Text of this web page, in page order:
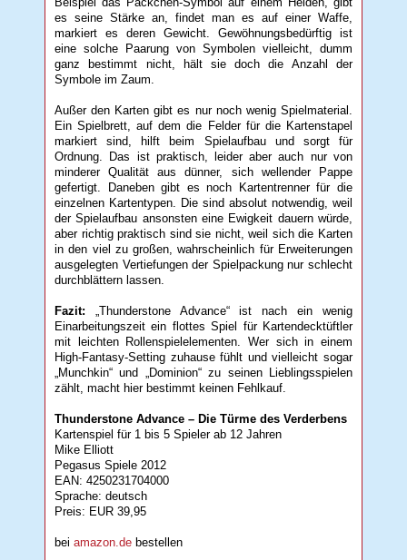
es seine Stärke an, findet man es auf einer Waffe,
markiert es deren Gewicht. Gewöhnungsbedürftig ist
eine solche Paarung von Symbolen vielleicht, dumm
ganz bestimmt nicht, hält sie doch die Anzahl der
Symbole im Zaum.
Außer den Karten gibt es nur noch wenig Spielmaterial.
Ein Spielbrett, auf dem die Felder für die Kartenstapel
markiert sind, hilft beim Spielaufbau und sorgt für
Ordnung. Das ist praktisch, leider aber auch nur von
minderer Qualität aus dünner, sich wellender Pappe
gefertigt. Daneben gibt es noch Kartentrenner für die
einzelnen Kartentypen. Die sind absolut notwendig, weil
der Spielaufbau ansonsten eine Ewigkeit dauern würde,
aber richtig praktisch sind sie nicht, weil sich die Karten
in den viel zu großen, wahrscheinlich für Erweiterungen
ausgelegten Vertiefungen der Spielpackung nur schlecht
durchblättern lassen.
Fazit: „Thunderstone Advance“ ist nach ein wenig
Einarbeitungszeit ein flottes Spiel für Kartendecktüftler
mit leichten Rollenspielelementen. Wer sich in einem
High-Fantasy-Setting zuhause fühlt und vielleicht sogar
„Munchkin“ und „Dominion“ zu seinen Lieblingsspielen
zählt, macht hier bestimmt keinen Fehlkauf.
Thunderstone Advance – Die Türme des Verderbens
Kartenspiel für 1 bis 5 Spieler ab 12 Jahren
Mike Elliott
Pegasus Spiele 2012
EAN: 4250231704000
Sprache: deutsch
Preis: EUR 39,95
beiamazon.de bestellen